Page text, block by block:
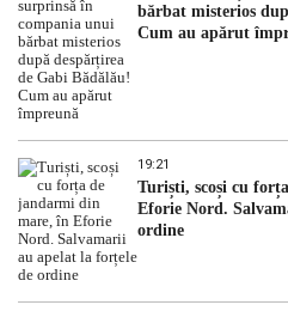
bărbat misterios
Cum au apărut
19:21
Turiști, scoși cu
Eforie Nord.
ordine